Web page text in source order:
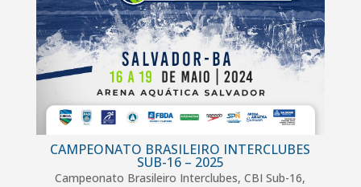
CAMPEONATO BRASILEIRO INTERCLUBES
SUB-16 – 2025
Campeonato Brasileiro Interclubes,CBI Sub-16,